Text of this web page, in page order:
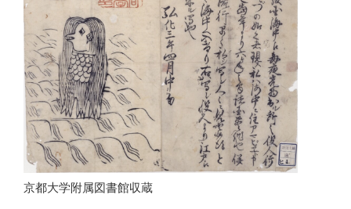
京都大学附属図書館収蔵